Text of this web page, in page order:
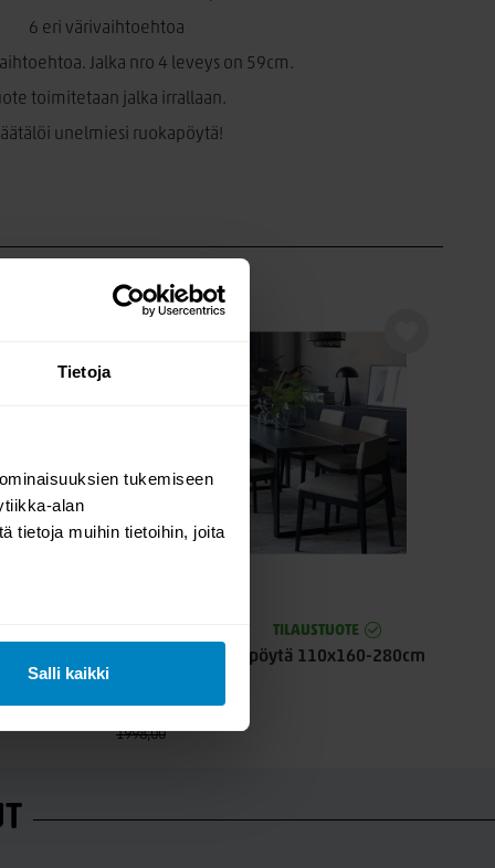
Tietoja
tukemiseen
alan
tietoja muihin tietoihin, joita
Salli kaikki
6 eri värivaihtoehtoa
Jalka nro 4 leveys on 59cm.
toimitetaan jalka irrallaan.
unelmiesi ruokapöytä!
TILAUSTUOTE
Woodcraft ruokapöytä 110x160-280cm
1459,00
1998,00